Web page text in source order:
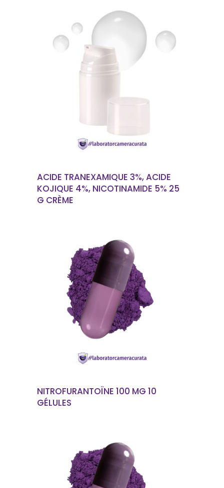
ACIDE TRANEXAMIQUE 3%, ACIDE
KOJIQUE 4%, NICOTINAMIDE 5% 25
G CRÈME
EN SAVOIR PLUS
NITROFURANTOÏNE 100 MG 10
GÉLULES